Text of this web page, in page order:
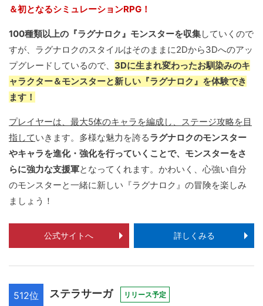
＆初となるシミュレーションRPG！
100種類以上の『ラグナロク』モンスターを収集していくので
すが、ラグナロクのスタイルはそのままに2Dから3Dへのアッ
プグレードしているので、 3Dに生まれ変わったお馴染みのキ
ャラクター＆モンスターと新しい『ラグナロク』を体験でき
ます！
プレイヤーは、最大5体のキャラを編成し、ステージ攻略を目
指していきます。多様な魅力を誇るラグナロクのモンスター
やキャラを進化・強化を行っていくことで、モンスターをさ
らに強力な支援軍となってくれます。かわいく、心強い自分
のモンスターと一緒に新しい『ラグナロク』の冒険を楽しみ
ましょう！
公式サイトへ 詳しくみる
512位 ステラサーガ リリース予定